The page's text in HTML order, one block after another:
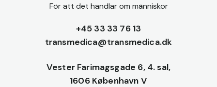
För att det handlar om människor
+45 33 33 76 13
transmedica@transmedica.dk
Vester Farimagsgade 6, 4. sal,
1606 København V